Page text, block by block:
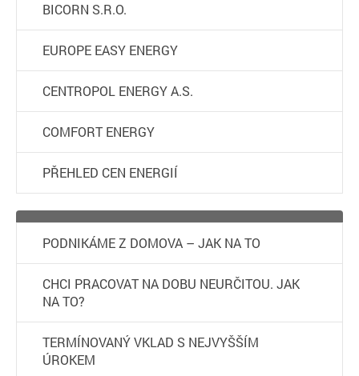
BICORN S.R.O.
EUROPE EASY ENERGY
CENTROPOL ENERGY A.S.
COMFORT ENERGY
PŘEHLED CEN ENERGIÍ
PODNIKÁME Z DOMOVA – JAK NA TO
CHCI PRACOVAT NA DOBU NEURČITOU. JAK
NA TO?
TERMÍNOVANÝ VKLAD S NEJVYŠŠÍM
ÚROKEM